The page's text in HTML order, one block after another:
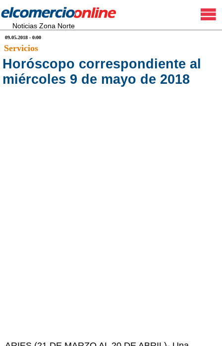
Noticias Zona Norte
09.05.2018 - 0:00
Servicios
Horóscopo correspondiente al
miércoles 9 de mayo de 2018